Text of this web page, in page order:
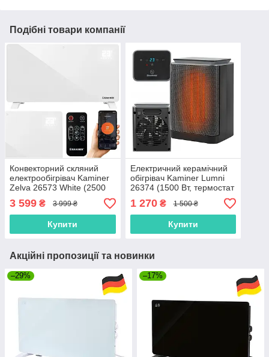
Подібні товари компанії
Конвекторний скляний
електрообігрівач Kaminer
Zelva 26573 White (2500
IP24, Польша)
3 599 ₴ 3 999 ₴
Купити
Електричний керамічний
обігрівач Kaminer Lumni
26374 (1500 Вт, термостат
10–49°C, таймер 24 год,
Польща)
1 270₴ 1 500 ₴
Купити
Акційні пропозиції та новинки
–29% –17%